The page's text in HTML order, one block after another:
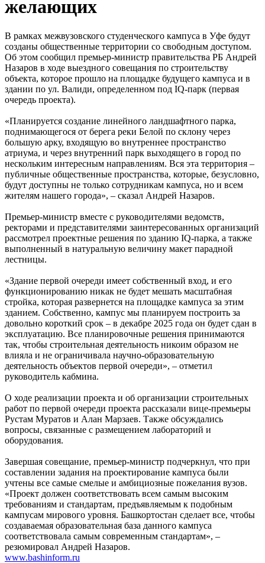
желающих
В рамках межвузовского студенческого кампуса в Уфе будут
созданы общественные территории со свободным доступом.
Об этом сообщил премьер-министр правительства РБ Андрей
Назаров в ходе выездного совещания по строительству
объекта, которое прошло на площадке будущего кампуса и в
здании по ул. Валиди, определенном под IQ-парк (первая
очередь проекта).
«Планируется создание линейного ландшафтного парка,
поднимающегося от берега реки Белой по склону через
большую арку, входящую во внутреннее пространство
атриума, и через внутренний парк выходящего в город по
нескольким интересным направлениям. Вся эта территория –
публичные общественные пространства, которые, безусловно,
будут доступны не только сотрудникам кампуса, но и всем
жителям нашего города», – сказал Андрей Назаров.
Премьер-министр вместе с руководителями ведомств,
ректорами и представителями заинтересованных организаций
рассмотрел проектные решения по зданию IQ-парка, а также
выполненный в натуральную величину макет парадной
лестницы.
«Здание первой очереди имеет собственный вход, и его
функционированию никак не будет мешать масштабная
стройка, которая развернется на площадке кампуса за этим
зданием. Собственно, кампус мы планируем построить за
довольно короткий срок – в декабре 2025 года он будет сдан в
эксплуатацию. Все планировочные решения принимаются
так, чтобы строительная деятельность никоим образом не
влияла и не ограничивала научно-образовательную
деятельность объектов первой очереди», – отметил
руководитель кабмина.
О ходе реализации проекта и об организации строительных
работ по первой очереди проекта рассказали вице-премьеры
Рустам Муратов и Алан Марзаев. Также обсуждались
вопросы, связанные с размещением лабораторий и
оборудования.
Завершая совещание, премьер-министр подчеркнул, что при
составлении задания на проектирование кампуса были
учтены все самые смелые и амбициозные пожелания вузов.
«Проект должен соответствовать всем самым высоким
требованиям и стандартам, предъявляемым к подобным
кампусам мирового уровня. Башкортостан сделает все, чтобы
создаваемая образовательная база данного кампуса
соответствовала самым современным стандартам», –
резюмировал Андрей Назаров.
www.bashinform.ru